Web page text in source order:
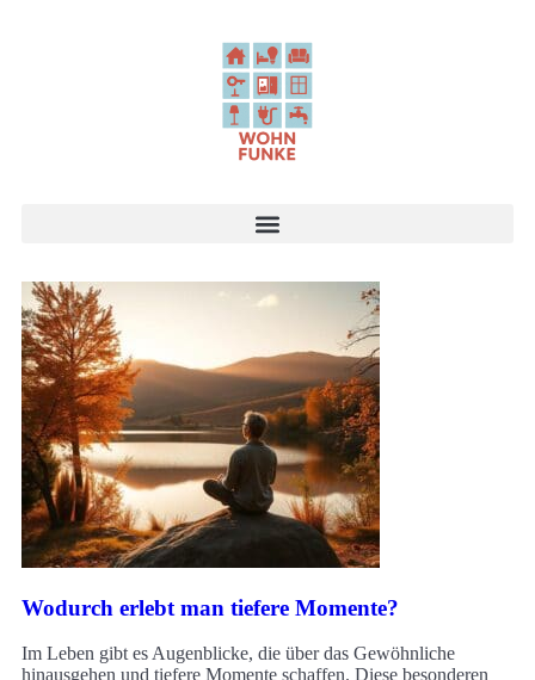
Wodurch erlebt man tiefere Momente?
Im Leben gibt es Augenblicke, die über das Gewöhnliche
hinausgehen und tiefere Momente schaffen. Diese besonderen